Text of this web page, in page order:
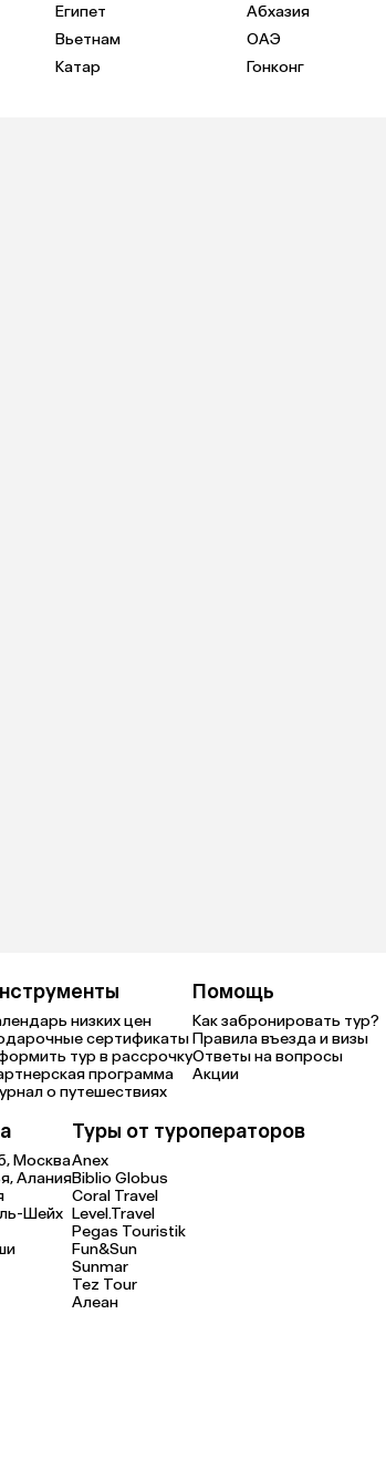
Египет
Абхазия
Вьетнам
ОАЭ
Катар
Гонконг
низких цен
сертификаты
тур в рассрочку
программа
о путешествиях
Помощь
Как забронировать тур?
Правила въезда и визы
Ответы на вопросы
Акции
Москва
Алания
Шейх
Туры от туроператоров
Anex
Biblio Globus
Coral Travel
Level.Travel
Pegas Touristik
Fun&Sun
Sunmar
Tez Tour
Алеан